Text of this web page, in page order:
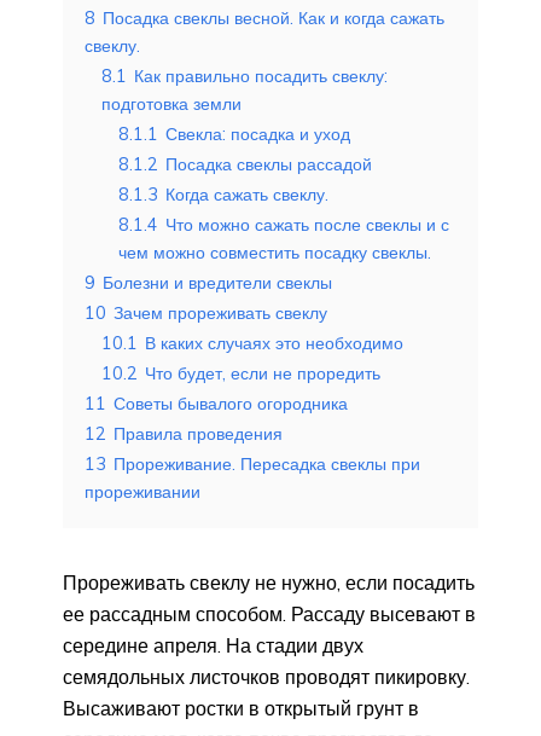
8 Посадка свеклы весной. Как и когда сажать
свеклу.
8.1 Как правильно посадить свеклу:
подготовка земли
8.1.1 Свекла: посадка и уход
8.1.2 Посадка свеклы рассадой
8.1.3 Когда сажать свеклу.
8.1.4 Что можно сажать после свеклы и с
чем можно совместить посадку свеклы.
9 Болезни и вредители свеклы
10 Зачем прореживать свеклу
10.1 В каких случаях это необходимо
10.2 Что будет, если не проредить
11 Советы бывалого огородника
12 Правила проведения
13 Прореживание. Пересадка свеклы при
прореживании
Прореживать свеклу не нужно, если посадить
ее рассадным способом. Рассаду высевают в
середине апреля. На стадии двух
семядольных листочков проводят пикировку.
Высаживают ростки в открытый грунт в